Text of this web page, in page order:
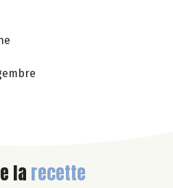
larecette